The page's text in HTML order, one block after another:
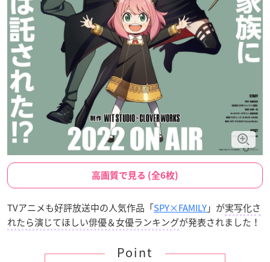
高画質で見る (全6枚)
TVアニメも好評放送中の人気作品「SPY×FAMILY」が実写化さ
れたら演じてほしい俳優＆女優ランキングが発表されました！
Point